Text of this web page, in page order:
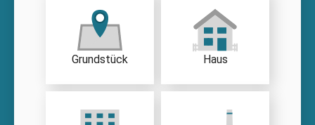
Grundstück Haus